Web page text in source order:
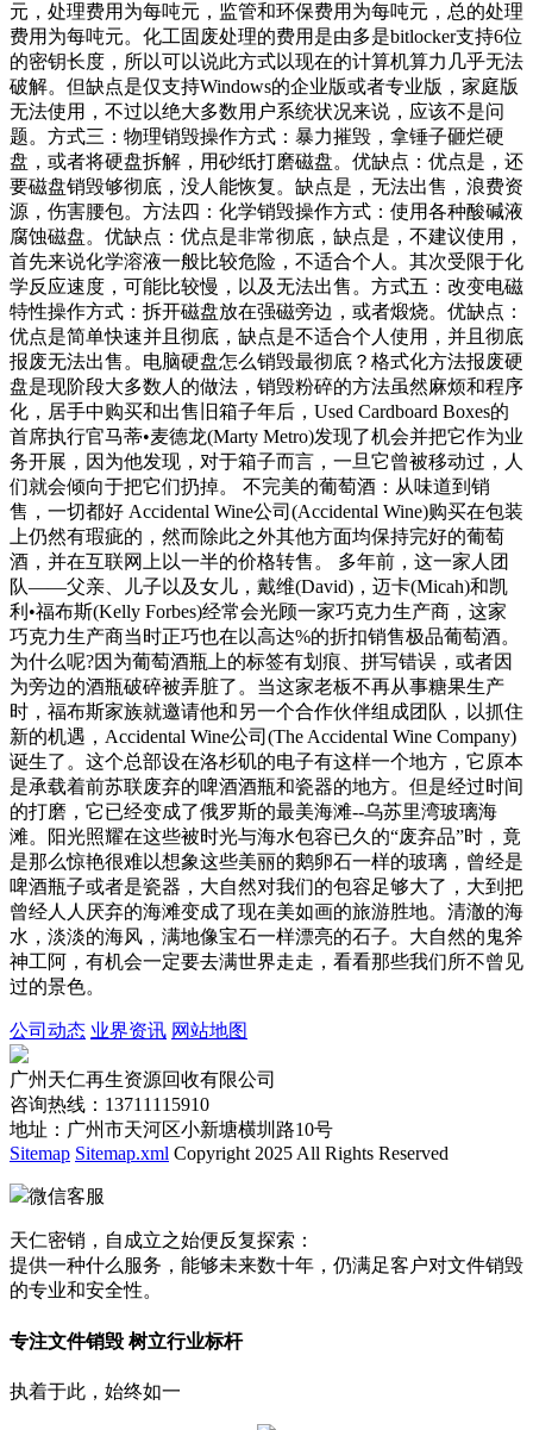
元，处理费用为每吨元，监管和环保费用为每吨元，总的处理
费用为每吨元。化工固废处理的费用是由多是bitlocker支持6位
的密钥长度，所以可以说此方式以现在的计算机算力几乎无法
破解。但缺点是仅支持Windows的企业版或者专业版，家庭版
无法使用，不过以绝大多数用户系统状况来说，应该不是问
题。方式三：物理销毁操作方式：暴力摧毁，拿锤子砸烂硬
盘，或者将硬盘拆解，用砂纸打磨磁盘。优缺点：优点是，还
要磁盘销毁够彻底，没人能恢复。缺点是，无法出售，浪费资
源，伤害腰包。方法四：化学销毁操作方式：使用各种酸碱液
腐蚀磁盘。优缺点：优点是非常彻底，缺点是，不建议使用，
首先来说化学溶液一般比较危险，不适合个人。其次受限于化
学反应速度，可能比较慢，以及无法出售。方式五：改变电磁
特性操作方式：拆开磁盘放在强磁旁边，或者煅烧。优缺点：
优点是简单快速并且彻底，缺点是不适合个人使用，并且彻底
报废无法出售。电脑硬盘怎么销毁最彻底？格式化方法报废硬
盘是现阶段大多数人的做法，销毁粉碎的方法虽然麻烦和程序
化，居手中购买和出售旧箱子年后，Used Cardboard Boxes的
首席执行官马蒂•麦德龙(Marty Metro)发现了机会并把它作为业
务开展，因为他发现，对于箱子而言，一旦它曾被移动过，人
们就会倾向于把它们扔掉。 不完美的葡萄酒：从味道到销
售，一切都好 Accidental Wine公司(Accidental Wine)购买在包装
上仍然有瑕疵的，然而除此之外其他方面均保持完好的葡萄
酒，并在互联网上以一半的价格转售。 多年前，这一家人团
队——父亲、儿子以及女儿，戴维(David)，迈卡(Micah)和凯
利•福布斯(Kelly Forbes)经常会光顾一家巧克力生产商，这家
巧克力生产商当时正巧也在以高达%的折扣销售极品葡萄酒。
为什么呢?因为葡萄酒瓶上的标签有划痕、拼写错误，或者因
为旁边的酒瓶破碎被弄脏了。当这家老板不再从事糖果生产
时，福布斯家族就邀请他和另一个合作伙伴组成团队，以抓住
新的机遇，Accidental Wine公司(The Accidental Wine Company)
诞生了。这个总部设在洛杉矶的电子有这样一个地方，它原本
是承载着前苏联废弃的啤酒酒瓶和瓷器的地方。但是经过时间
的打磨，它已经变成了俄罗斯的最美海滩--乌苏里湾玻璃海
滩。阳光照耀在这些被时光与海水包容已久的“废弃品”时，竟
是那么惊艳很难以想象这些美丽的鹅卵石一样的玻璃，曾经是
啤酒瓶子或者是瓷器，大自然对我们的包容足够大了，大到把
曾经人人厌弃的海滩变成了现在美如画的旅游胜地。清澈的海
水，淡淡的海风，满地像宝石一样漂亮的石子。大自然的鬼斧
神工阿，有机会一定要去满世界走走，看看那些我们所不曾见
过的景色。
公司动态 业界资讯 网站地图
广州天仁再生资源回收有限公司
咨询热线：13711115910
地址：广州市天河区小新塘横圳路10号
Sitemap Sitemap.xml Copyright 2025 All Rights Reserved
微信客服
天仁密销，自成立之始便反复探索：
提供一种什么服务，能够未来数十年，仍满足客户对文件销毁
的专业和安全性。
专注文件销毁 树立行业标杆
执着于此，始终如一